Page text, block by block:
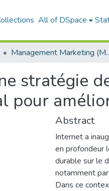
All of DSpace
stratégie
pour
Abstract
Internet a
en profondeur
durable sur le
notamment
Dans ce